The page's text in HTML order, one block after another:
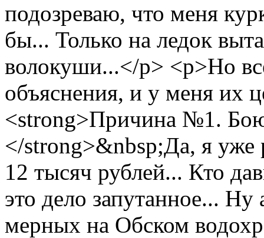
подозреваю, что меня
бы... Только на ледок
волокуши...</p> <p>Но
объяснения, и у меня их
<strong>Причина №1.
</strong>&nbsp;Да, я уже
12 тысяч рублей... Кто
это дело запутанное... Ну
мерных на Обском